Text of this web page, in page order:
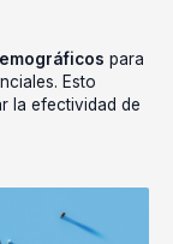
para
Esto
la efectividad de